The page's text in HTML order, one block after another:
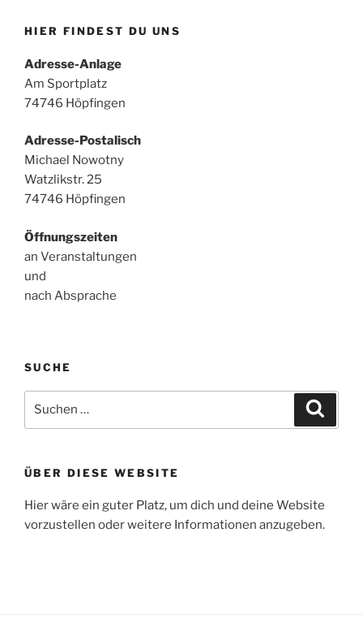
HIER FINDEST DU UNS
Adresse-Anlage
Am Sportplatz
74746 Höpfingen
Adresse-Postalisch
Michael Nowotny
Watzlikstr. 25
74746 Höpfingen
Öffnungszeiten
an Veranstaltungen
und
nach Absprache
SUCHE
nach:
ÜBER DIESE WEBSITE
Hier wäre ein guter Platz, um dich und deine Website
vorzustellen oder weitere Informationen anzugeben.